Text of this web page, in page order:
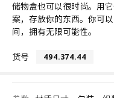
储物盒也可以很时尚。用
案，存放你的东西。你可
间，拥有无限可能性。
货号 494.374.44